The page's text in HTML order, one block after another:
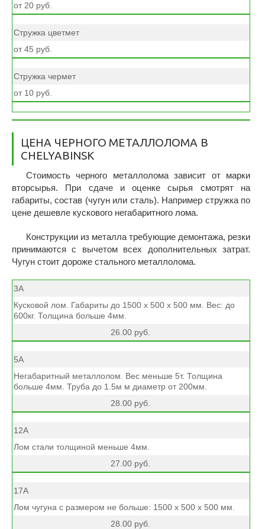
от 20 руб.
Стружка цветмет
от 45 руб.
Стружка чермет
от 10 руб.
ЦЕНА ЧЕРНОГО МЕТАЛЛОЛОМА В
CHELYABINSK
Стоимость черного металлолома зависит от марки
вторсырья. При сдаче и оценке сырья смотрят на
габариты, состав (чугун или сталь). Например стружка по
цене дешевле кускового негабаритного лома.
Конструкции из металла требующие демонтажа, резки
принимаются с вычетом всех дополнительных затрат.
Чугун стоит дороже стального металлолома.
3А
Кусковой лом. Габариты до 1500 х 500 х 500 мм. Вес: до
600кг. Толщина больше 4мм.
26.00 руб.
5А
Негабаритный металлолом. Вес меньше 5т. Толщина
больше 4мм. Труба до 1.5м м диаметр от 200мм.
28.00 руб.
12А
Лом стали толщиной меньше 4мм.
27.00 руб.
17А
Лом чугуна с размером не больше: 1500 х 500 х 500 мм.
28.00 руб.